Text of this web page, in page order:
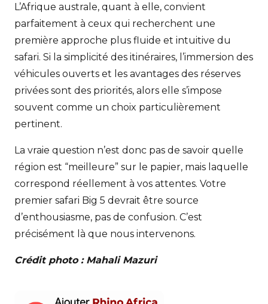
L’Afrique australe, quant à elle, convient
parfaitement à ceux qui recherchent une
première approche plus fluide et intuitive du
safari. Si la simplicité des itinéraires, l’immersion des
véhicules ouverts et les avantages des réserves
privées sont des priorités, alors elle s’impose
souvent comme un choix particulièrement
pertinent.
La vraie question n’est donc pas de savoir quelle
région est “meilleure” sur le papier, mais laquelle
correspond réellement à vos attentes. Votre
premier safari Big 5 devrait être source
d’enthousiasme, pas de confusion. C’est
précisément là que nous intervenons.
Crédit photo : Mahali Mazuri